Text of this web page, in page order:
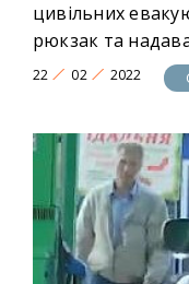
цивільних
рюкзак та
22 02 2022